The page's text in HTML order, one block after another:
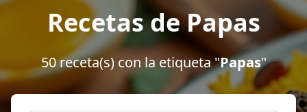
Recetas de Papas
50 receta(s) con la etiqueta "Papas"